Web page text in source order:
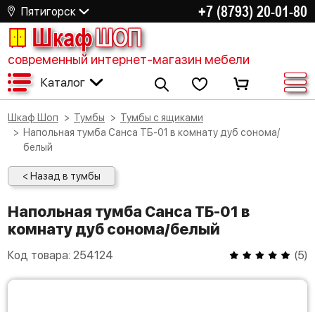
Пятигорск +7 (8793) 20-01-80
ШкафШОП
современный интернет-магазин мебели
Каталог
Шкаф Шоп Тумбы
Тумбы с ящиками
Напольная тумба Санса ТБ-01 в комнату дуб сонома/
белый
< Назад в тумбы
Напольная тумба Санса ТБ-01 в
комнату дуб сонома/белый
Код товара: 254124 (5)